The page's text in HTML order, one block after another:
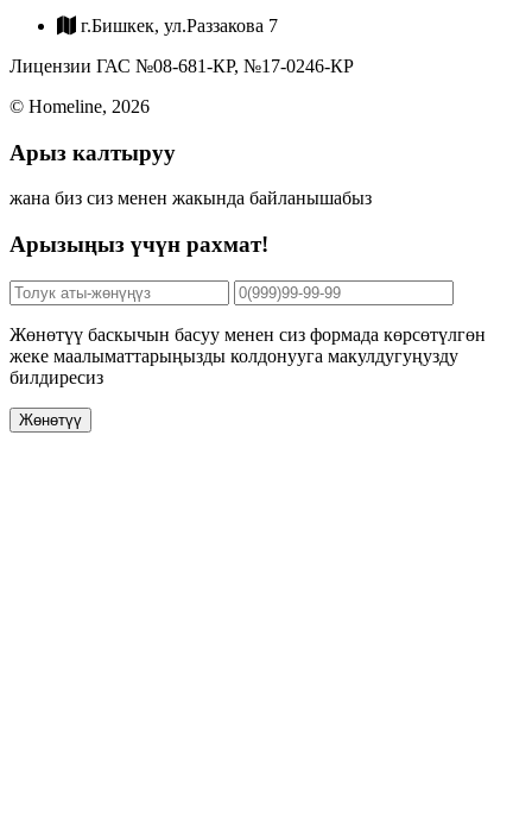
г.Бишкек, ул.Раззакова 7
Лицензии ГАС №08-681-КР, №17-0246-КР
© Homeline, 2026
Арыз калтыруу
жана биз сиз менен жакында байланышабыз
Арызыңыз үчүн рахмат!
Жөнөтүү баскычын басуу менен сиз формада көрсөтүлгөн
жеке маалыматтарыңызды колдонууга макулдугуңузду
билдиресиз
Жөнөтүү